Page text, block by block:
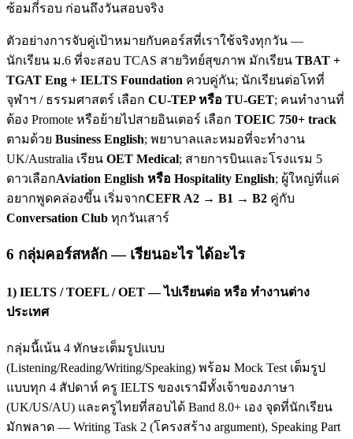
ซ้อมกี่รอบ ก่อนถึงวันสอบจริง
ตัวอย่างการจับคู่เป้าหมายกับคอร์สที่เราใช้จริงทุกวัน —
นักเรียน ม.6 ที่จะสอบ TCAS สายวิทย์สุขภาพ มักเรียน TBAT +
TGAT Eng + IELTS Foundation ควบคู่กัน; นักเรียนต่อโทที่
จุฬาฯ / ธรรมศาสตร์ เลือก CU-TEP หรือ TU-GET; คนทำงานที่
ต้อง Promote หรือย้ายไปสายอินเตอร์ เลือก TOEIC 750+ track
ตามด้วย Business English; พยาบาลและหมอที่จะทำงาน
UK/Australia เรียน OET Medical; สายการบินและโรงแรม 5
ดาวเลือกAviation English หรือ Hospitality English; ผู้ใหญ่ที่แค่
อยากพูดคล่องขึ้น เริ่มจากCEFR A2 → B1 → B2 คู่กับ
Conversation Club ทุกวันเสาร์
6 กลุ่มคอร์สหลัก — เรียนอะไร ได้อะไร
1) IELTS / TOEFL / OET — ไปเรียนต่อ หรือ ทำงานต่าง
ประเทศ
กลุ่มนี้เน้น 4 ทักษะเต็มรูปแบบ
(Listening/Reading/Writing/Speaking) พร้อม Mock Test เต็มรูป
แบบทุก 4 สัปดาห์ ครู IELTS ของเรามีทั้งเจ้าของภาษา
(UK/US/AU) และครูไทยที่สอบได้ Band 8.0+ เอง จุดที่นักเรียน
มักพลาด — Writing Task 2 (โครงสร้าง argument), Speaking Part